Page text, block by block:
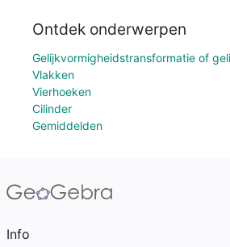
Ontdek onderwerpen
Gelijkvormigheidstransformatie of
Vlakken
Vierhoeken
Cilinder
Gemiddelden
Info